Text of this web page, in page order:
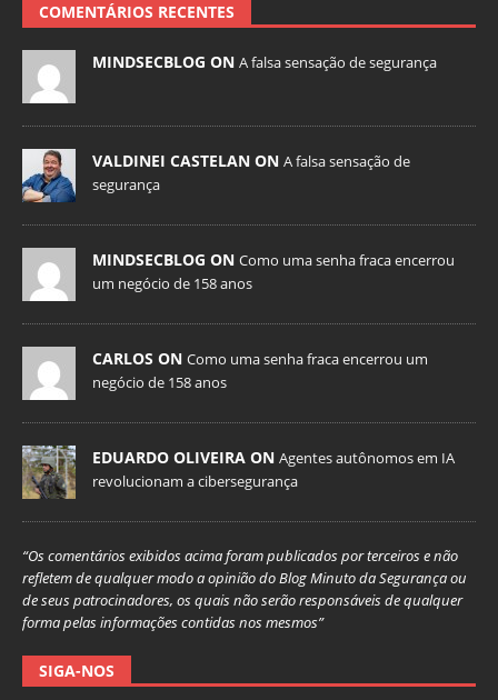
COMENTÁRIOS RECENTES
MINDSECBLOG ON A falsa sensação de segurança
VALDINEI CASTELAN ON A falsa sensação de
segurança
MINDSECBLOG ON Como uma senha fraca encerrou
um negócio de 158 anos
CARLOS ON Como uma senha fraca encerrou um
negócio de 158 anos
EDUARDO OLIVEIRA ON Agentes autônomos em IA
revolucionam a cibersegurança
“Os comentários exibidos acima foram publicados por terceiros e não
refletem de qualquer modo a opinião do Blog Minuto da Segurança ou
de seus patrocinadores, os quais não serão responsáveis de qualquer
forma pelas informações contidas nos mesmos”
SIGA-NOS